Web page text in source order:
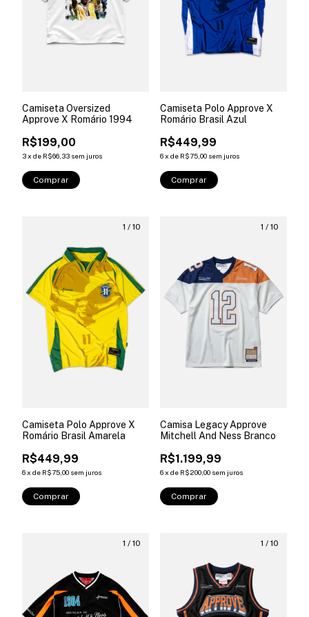
Camiseta Oversized
Approve X Romário 1994
R$199,00
3x de R$66,33 sem juros
Comprar
Camiseta Polo Approve X
Romário Brasil Azul
R$449,99
6x de R$75,00 sem juros
Comprar
1 / 10
Camiseta Polo Approve X
Romário Brasil Amarela
R$449,99
6x de R$75,00 sem juros
Comprar
1 / 10
Camisa Legacy Approve
Mitchell And Ness Branco
R$1.199,99
6x de R$200,00 sem juros
Comprar
1 / 10 1 / 10